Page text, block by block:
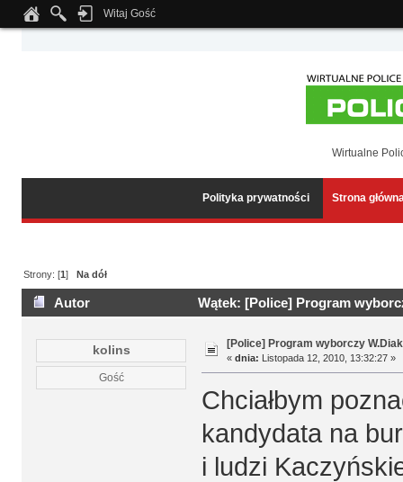
Notice: Undefined index: tapatalk_body_hook in
Witaj Gość
Wirtualne
Polityka prywatności Strona
Strony: [1]Na dół
Autor Wątek: [Police] Program
kolins
Gość
[Police] Program wyborczy
« dnia: Listopada 12, 2010, 13:32:27 »
Chciałbym
kandydata na
i ludzi